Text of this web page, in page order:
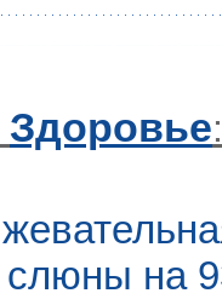
Здоровье:
на